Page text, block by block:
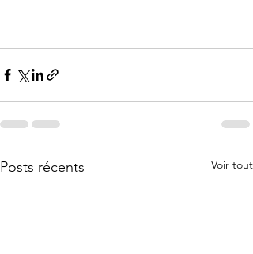
Posts récents Voir tout